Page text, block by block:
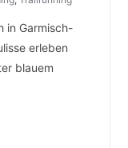
in Garmisch-
erleben
blauem